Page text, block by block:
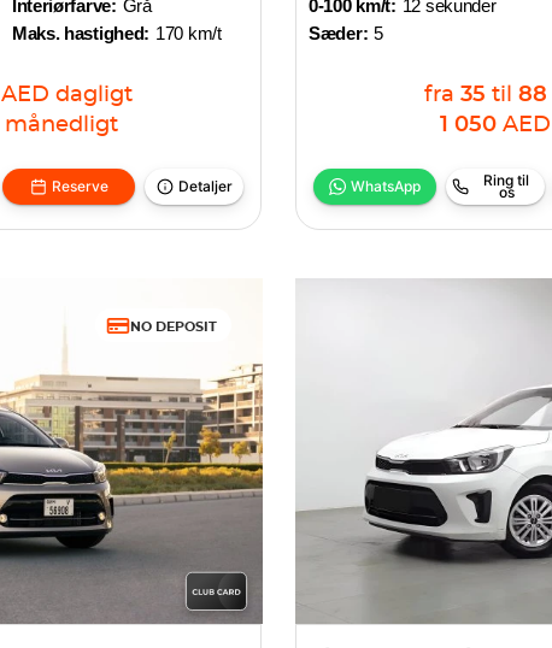
Interiørfarve: Grå
Maks. hastighed: 170 km/t
AED dagligt
månedligt
Reserve Detaljer
0-100 km/t: 12 sekunder
Sæder: 5
fra 35 til 88
1 050 AED
WhatsApp Ring til
os
NO DEPOSIT